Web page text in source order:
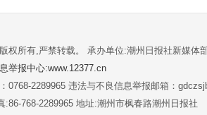
权所有,严禁转载。 承办单位:潮州日报社新媒体
举报中心:www.12377.cn
0768-2289965 违法与不良信息举报邮箱：
:86-768-2289965 地址:潮州市枫春路潮州日报社